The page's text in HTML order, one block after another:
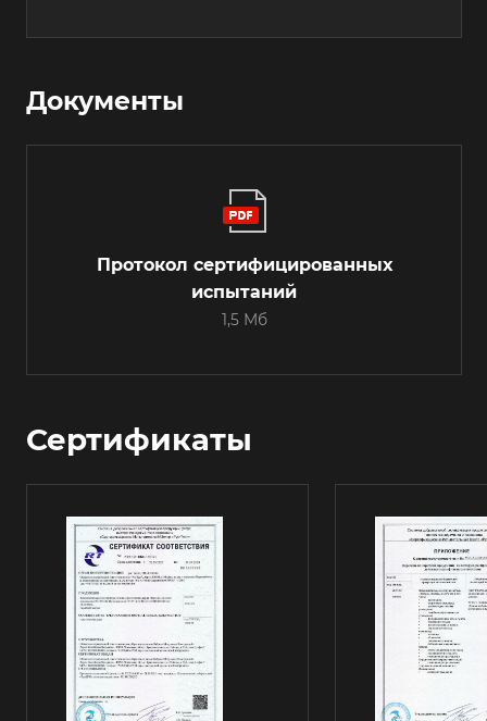
Документы
Протокол сертифицированных
испытаний
1,5 Мб
Сертификаты